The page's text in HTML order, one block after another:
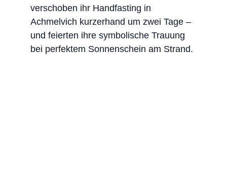
verschoben ihr Handfasting in
Achmelvich kurzerhand um zwei Tage –
und feierten ihre symbolische Trauung
bei perfektem Sonnenschein am Strand.